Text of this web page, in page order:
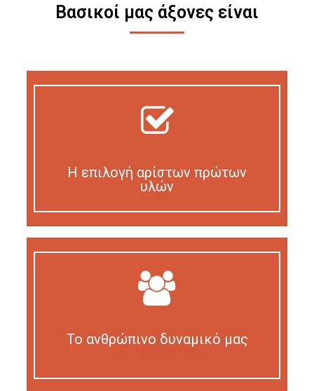
Βασικοί μας άξονες είναι
Η επιλογή αρίστων πρώτων
υλών
Το ανθρώπινο δυναμικό μας